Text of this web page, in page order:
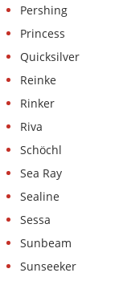
Pershing
Princess
Quicksilver
Reinke
Rinker
Riva
Schöchl
Sea Ray
Sealine
Sessa
Sunbeam
Sunseeker